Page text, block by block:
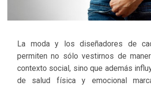
La moda y los diseñadores de
permiten no sólo vestirnos de
contexto social, sino que además
de salud física y emocional